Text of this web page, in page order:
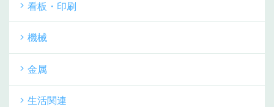
看板・印刷
機械
金属
生活関連